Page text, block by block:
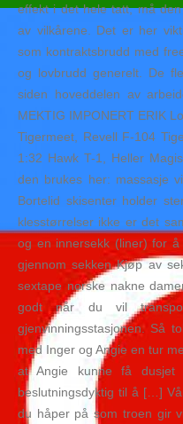
effekt i det hele tatt, må
av vilkårene. Det er her
som kontraktsbrudd med
og lovbrudd generelt. De
siden hoveddelen av
MEKTIG IMPONERT ERIK
Tigermeet, Revell F-104
1:32 Hawk T-1, Heller
den brukes her: massasje
Bortelid skisenter holder
klesstørrelser ikke er det
og en innersekk (liner) for
gjennom sekken Kjøp av
sextape norske nakne
godt når du vil
gjenvinningsstasjonen. Så
med Inger og Angie en tur
at Angie kunne få dusjet
beslutningsdyktig til å […]
du håper på som troen gir